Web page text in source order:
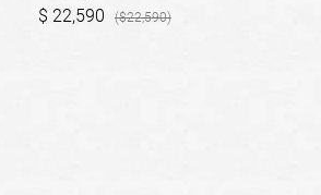
22,590 22,590